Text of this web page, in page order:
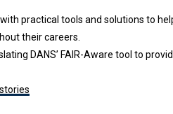
practical tools and solutions to
their careers.
DANS’ FAIR-Aware tool to